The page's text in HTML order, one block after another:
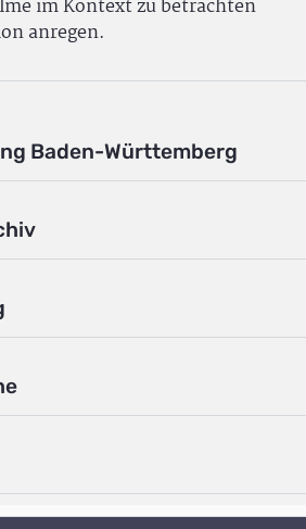
im Kontext zu betrachten
anregen.
Baden-Württemberg